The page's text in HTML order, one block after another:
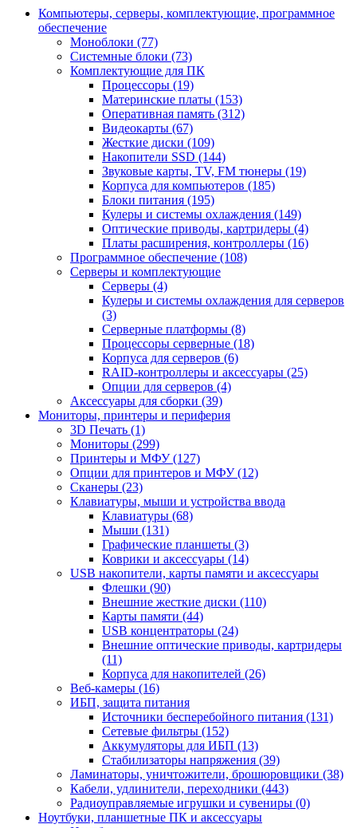
Компьютеры, серверы, комплектующие, программное
обеспечение
Моноблоки (77)
Системные блоки (73)
Комплектующие для ПК
Процессоры (19)
Материнские платы (153)
Оперативная память (312)
Видеокарты (67)
Жесткие диски (109)
Накопители SSD (144)
Звуковые карты, TV, FM тюнеры (19)
Корпуса для компьютеров (185)
Блоки питания (195)
Кулеры и системы охлаждения (149)
Оптические приводы, картридеры (4)
Платы расширения, контроллеры (16)
Программное обеспечение (108)
Серверы и комплектующие
Серверы (4)
Кулеры и системы охлаждения для серверов
(3)
Серверные платформы (8)
Процессоры серверные (18)
Корпуса для серверов (6)
RAID-контроллеры и аксессуары (25)
Опции для серверов (4)
Аксессуары для сборки (39)
Мониторы, принтеры и периферия
3D Печать (1)
Мониторы (299)
Принтеры и МФУ (127)
Опции для принтеров и МФУ (12)
Сканеры (23)
Клавиатуры, мыши и устройства ввода
Клавиатуры (68)
Мыши (131)
Графические планшеты (3)
Коврики и аксессуары (14)
USB накопители, карты памяти и аксессуары
Флешки (90)
Внешние жесткие диски (110)
Карты памяти (44)
USB концентраторы (24)
Внешние оптические приводы, картридеры
(11)
Корпуса для накопителей (26)
Веб-камеры (16)
ИБП, защита питания
Источники бесперебойного питания (131)
Сетевые фильтры (152)
Аккумуляторы для ИБП (13)
Стабилизаторы напряжения (39)
Ламинаторы, уничтожители, брошюровщики (38)
Кабели, удлинители, переходники (443)
Радиоуправляемые игрушки и сувениры (0)
Ноутбуки, планшетные ПК и аксессуары